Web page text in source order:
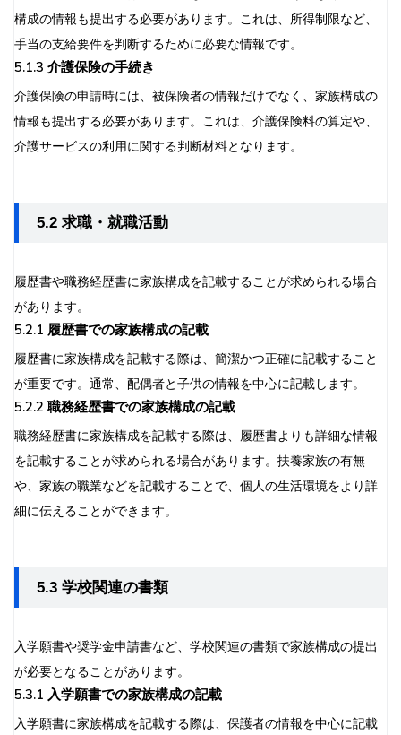
構成の情報も提出する必要があります。これは、所得制限など、
手当の支給要件を判断するために必要な情報です。
5.1.3 介護保険の手続き
介護保険の申請時には、被保険者の情報だけでなく、家族構成の
情報も提出する必要があります。これは、介護保険料の算定や、
介護サービスの利用に関する判断材料となります。
5.2 求職・就職活動
履歴書や職務経歴書に家族構成を記載することが求められる場合
があります。
5.2.1 履歴書での家族構成の記載
履歴書に家族構成を記載する際は、簡潔かつ正確に記載すること
が重要です。通常、配偶者と子供の情報を中心に記載します。
5.2.2 職務経歴書での家族構成の記載
職務経歴書に家族構成を記載する際は、履歴書よりも詳細な情報
を記載することが求められる場合があります。扶養家族の有無
や、家族の職業などを記載することで、個人の生活環境をより詳
細に伝えることができます。
5.3 学校関連の書類
入学願書や奨学金申請書など、学校関連の書類で家族構成の提出
が必要となることがあります。
5.3.1 入学願書での家族構成の記載
入学願書に家族構成を記載する際は、保護者の情報を中心に記載